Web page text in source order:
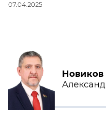
07.04.2025
Новиков